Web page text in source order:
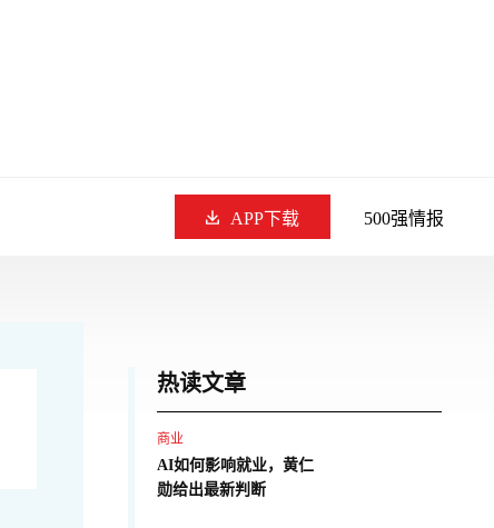
APP下载 500强情报
热读文章
商业
AI如何影响就业，黄仁
勋给出最新判断